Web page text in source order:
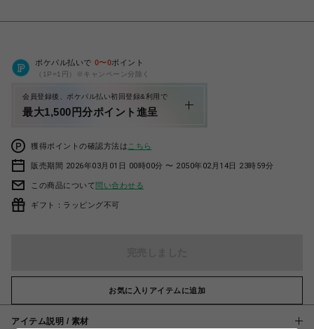
ポケパル払いで 0〜0ポイント
（1P=1円）※キャンペーン分除く
会員登録後、ポケパル払い初回登録&利用で
最大1,500円分ポイント進呈
獲得ポイントの確認方法は こちら
販売期間 2026年03月01日 00時00分 〜 2050年02月14日 23時59分
この商品について問い合わせる
ギフト：ラッピング不可
お気に入りアイテムに追加
アイテム説明 / 素材